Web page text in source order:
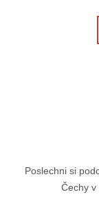
Poslechni si
Čechy